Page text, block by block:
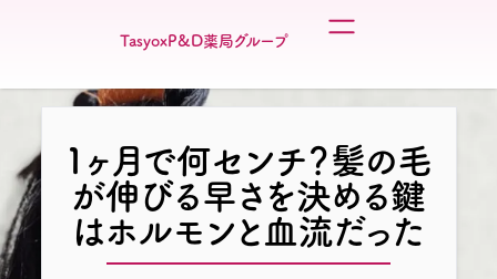
TasyoxP&D薬局グループ
1ヶ月で何センチ？髪の毛
が伸びる早さを決める鍵
はホルモンと血流だった